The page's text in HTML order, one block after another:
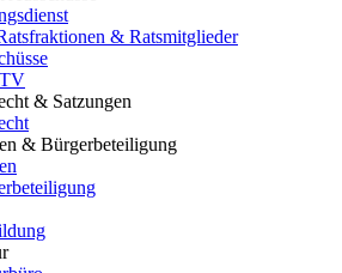
& Ratsmitglieder
& Satzungen
& Bürgerbeteiligung